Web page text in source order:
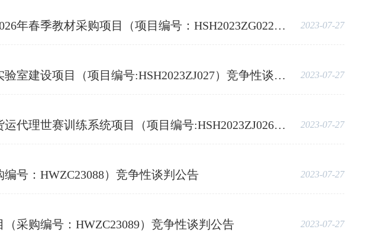
材采购项目（项目编号：HSH2023ZG022）公开招标公告 2023-07-27
项目（项目编号:HSH2023ZJ027）竞争性谈判采购公告 2023-07-27
系统项目（项目编号:HSH2023ZJ026）竞争性谈判采购公告 2023-07-27
号：HWZC23088）竞争性谈判公告 2023-07-27
采购编号：HWZC23089）竞争性谈判公告 2023-07-27